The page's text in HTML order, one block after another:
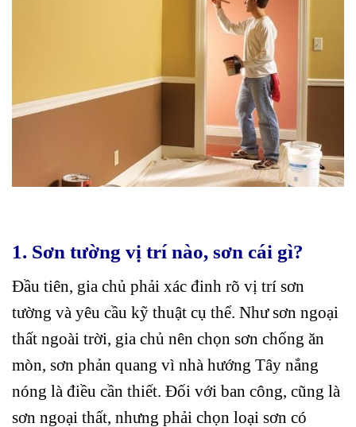
1. Sơn tường vị trí nào, sơn cái gì?
Đầu tiên, gia chủ phải xác đinh rõ vị trí sơn
tường và yêu cầu kỹ thuật cụ thể. Như sơn ngoại
thất ngoài trời, gia chủ nên chọn sơn chống ăn
mòn, sơn phản quang vì nhà hướng Tây nắng
nóng là điều cần thiết. Đối với ban công, cũng là
sơn ngoại thất, nhưng phải chọn loại sơn có